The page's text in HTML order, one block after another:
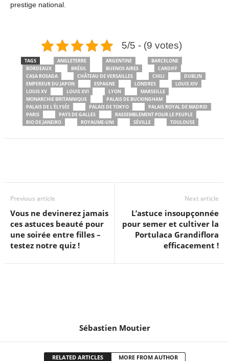
prestige national.
5/5 - (9 votes)
TAGS ANGLETERRE ARGENTINE
BARCELONE
BORDEAUX
BRÉSIL BUENOS AIRES
CARDIFF
CASA ROSADA
CHÂTEAU DE VERSAILLES CHILI
DUBLIN
EMPEREUR DU JAPON
ESPAGNE LONDRES
LOUIS XIV
LOUIS XV
LOUIS XVI LYON
MARSEILLE
MONARCHIE BRITANNIQUE
PALAIS DE BUCKINGHAM
PALAIS DE L'ÉLYSÉE
PALAIS DE TOKYO
PALAIS ROYAL DE MADRID
PARIS
PAYS DE GALLES
RASSEMBLEMENT POUR LE PEUPLE
RIO DE JANEIRO
ROYAUME-UNI SÉVILLE TOULOUSE
Previous article
Vous ne devinerez jamais
ces astuces beauté pour
une soirée entre filles –
testez notre quiz !
Next article
L’astuce insoupçonnée
pour semer et cultiver la
Portulaca Grandiflora
efficacement !
Sébastien Moutier
RELATED ARTICLES MORE FROM AUTHOR